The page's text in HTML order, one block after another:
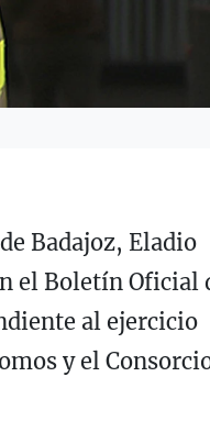
Badajoz, Eladio
el Boletín Oficial
al ejercicio
y el